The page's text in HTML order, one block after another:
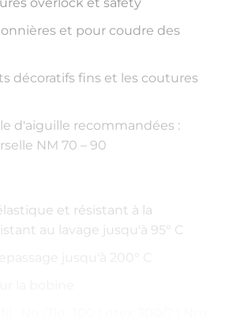
et pour coudre des
décoratifs fins et les coutures
d'aiguille recommandées :
NM 70 – 90
et résistant à la
au lavage jusqu'à 95° C
jusqu'à 200° C